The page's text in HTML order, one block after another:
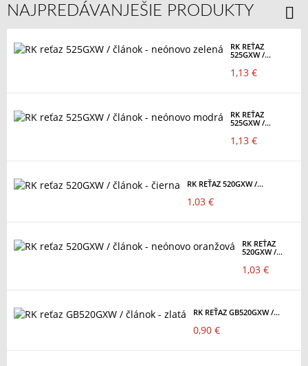
NAJPREDÁVANJEŠIE PRODUKTY
RK REŤAZ
525GXW /...
1,13 €
RK REŤAZ
525GXW /...
1,13 €
RK REŤAZ 520GXW /...
1,03 €
RK REŤAZ
520GXW /...
1,03 €
RK REŤAZ GB520GXW /...
0,90 €